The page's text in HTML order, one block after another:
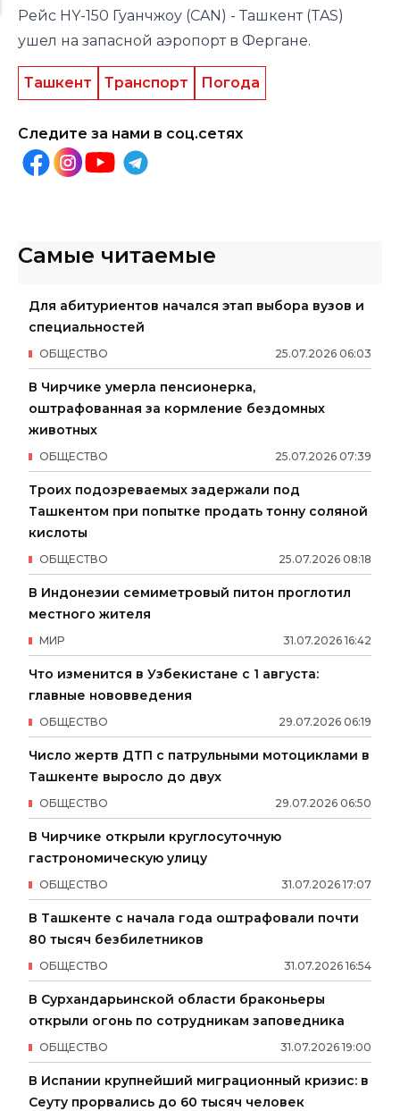
Рейс HY-150 Гуанчжоу (CAN) - Ташкент (TAS)
ушел на запасной аэропорт в Фергане.
Ташкент Транспорт Погода
Следите за нами в соц.сетях
Самые читаемые
Для абитуриентов начался этап выбора вузов и
специальностей
25.07.2026 06:03
ОБЩЕСТВО
В Чирчике умерла пенсионерка,
оштрафованная за кормление бездомных
животных
25.07.2026 07:39
ОБЩЕСТВО
Троих подозреваемых задержали под
Ташкентом при попытке продать тонну соляной
кислоты
25.07.2026 08:18
ОБЩЕСТВО
В Индонезии семиметровый питон проглотил
местного жителя
31.07.2026 16:42
МИР
Что изменится в Узбекистане с 1 августа:
главные нововведения
29.07.2026 06:19
ОБЩЕСТВО
Число жертв ДТП с патрульными мотоциклами в
Ташкенте выросло до двух
29.07.2026 06:50
ОБЩЕСТВО
В Чирчике открыли круглосуточную
гастрономическую улицу
31.07.2026 17:07
ОБЩЕСТВО
В Ташкенте с начала года оштрафовали почти
80 тысяч безбилетников
31.07.2026 16:54
ОБЩЕСТВО
В Сурхандарьинской области браконьеры
открыли огонь по сотрудникам заповедника
31.07.2026 19:00
ОБЩЕСТВО
В Испании крупнейший миграционный кризис: в
Сеуту прорвались до 60 тысяч человек